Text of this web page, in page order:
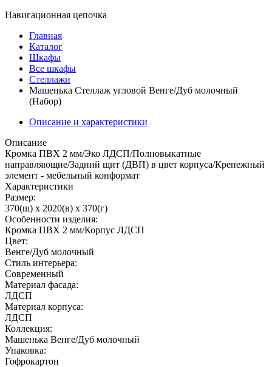
Навигационная цепочка
Главная
Каталог
Шкафы
Все шкафы
Стеллажи
Машенька Стеллаж угловой Венге/Дуб молочный
(Набор)
Описание и характеристики
Описание
Кромка ПВХ 2 мм/Эко ЛДСП/Полновыкатные
направляющие/Задний щит (ДВП) в цвет корпуса/Крепежный
элемент - мебельный конформат
Характеристики
Размер:
370(ш) x 2020(в) x 370(г)
Особенности изделия:
Кромка ПВХ 2 мм/Корпус ЛДСП
Цвет:
Венге/Дуб молочный
Стиль интерьера:
Современный
Материал фасада:
ЛДСП
Материал корпуса:
ЛДСП
Коллекция:
Машенька Венге/Дуб молочный
Упаковка:
Гофрокартон